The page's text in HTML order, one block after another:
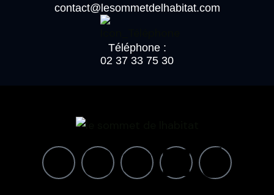
contact@lesommetdelhabitat.com
Téléphone :
02 37 33 75 30